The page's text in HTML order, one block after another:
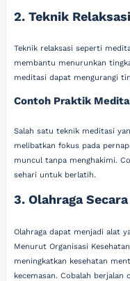
2. Teknik Relaksasi
Teknik relaksasi seperti
membantu menurunkan
meditasi dapat mengurangi
Contoh Praktik
Salah satu teknik meditasi
melibatkan fokus pada
muncul tanpa menghakimi.
sehari untuk berlatih.
3. Olahraga
Olahraga dapat menjadi alat
Menurut Organisasi
meningkatkan kesehatan
kecemasan. Cobalah berjalan